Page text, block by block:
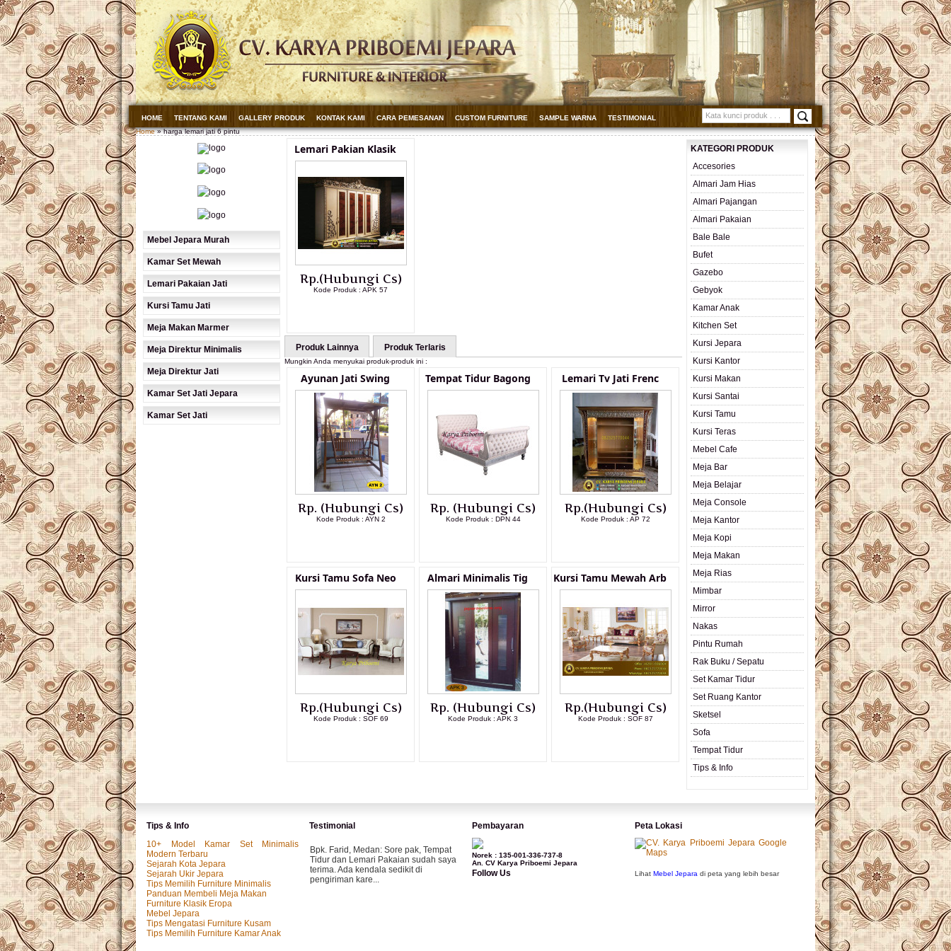
HOME TENTANG KAMI GALLERY PRODUK KONTAK KAMI CARA PEMESANAN CUSTOM FURNITURE SAMPLE WARNA
TESTIMONIAL
Home» harga lemari jati 6 pintu
Mebel Jepara Murah
Kamar Set Mewah
Lemari Pakaian Jati
Kursi Tamu Jati
Meja Makan Marmer
Meja Direktur Minimalis
Meja Direktur Jati
Kamar Set Jati Jepara
Kamar Set Jati
Lemari Pakian Klasik
Rp.(Hubungi Cs)
Kode Produk : APK 57
Produk Lainnya Produk Terlaris
Mungkin Anda menyukai produk-produk ini :
Ayunan Jati Swing
Rp. (Hubungi Cs)
Kode Produk : AYN 2
Tempat Tidur Bagong
Rp. (Hubungi Cs)
Kode Produk : DPN 44
Lemari Tv Jati Frenc
Rp.(Hubungi Cs)
Kode Produk : AP 72
Kursi Tamu Sofa Neo
Rp.(Hubungi Cs)
Kode Produk : SOF 69
Almari Minimalis Tig
Rp. (Hubungi Cs)
Kode Produk : APK 3
Kursi Tamu Mewah Arb
Rp.(Hubungi Cs)
Kode Produk : SOF 87
KATEGORI PRODUK
Accesories
Almari Jam Hias
Almari Pajangan
Almari Pakaian
Bale Bale
Bufet
Gazebo
Gebyok
Kamar Anak
Kitchen Set
Kursi Jepara
Kursi Kantor
Kursi Makan
Kursi Santai
Kursi Tamu
Kursi Teras
Mebel Cafe
Meja Bar
Meja Belajar
Meja Console
Meja Kantor
Meja Kopi
Meja Makan
Meja Rias
Mimbar
Mirror
Nakas
Pintu Rumah
Rak Buku / Sepatu
Set Kamar Tidur
Set Ruang Kantor
Sketsel
Sofa
Tempat Tidur
Tips & Info
Tips & Info
10+ Model Kamar Set Minimalis
Modern Terbaru
Sejarah Kota Jepara
Sejarah Ukir Jepara
Tips Memilih Furniture Minimalis
Panduan Membeli Meja Makan
Furniture Klasik Eropa
Mebel Jepara
Tips Mengatasi Furniture Kusam
Tips Memilih Furniture Kamar Anak
Testimonial
Bpk. Farid, Medan: Sore pak, Tempat
Tidur dan Lemari Pakaian sudah saya
terima. Ada kendala sedikit di
pengiriman kare...
Pembayaran
Norek : 135-001-336-737-8
An. CV Karya Priboemi Jepara
Follow Us
Peta Lokasi
Lihat Mebel Jepara di peta yang lebih besar